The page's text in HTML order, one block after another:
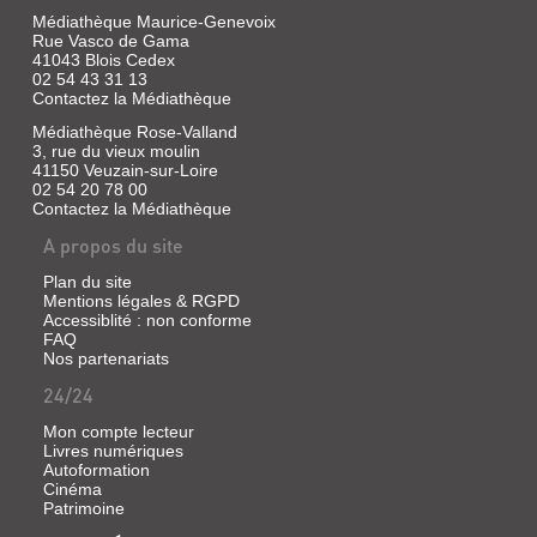
Un
épisode
de
la
Révolution
de
1905
l'équipage
d'un
brimé
ses
officiers,
se
mutine
prend
contrôle
du
navire.
Arrivés
Odessa,
les
Médiathèque Maurice-Genevoix
Rue Vasco de Gama
41043 Blois Cedex
02 54 43 31 13
Contactez la Médiathèque
Médiathèque Rose-Valland
3, rue du vieux moulin
41150 Veuzain-sur-Loire
02 54 20 78 00
Contactez la Médiathèque
A propos du site
Plan du site
Mentions légales & RGPD
Accessiblité : non conforme
FAQ
Nos partenariats
24/24
Mon compte lecteur
Livres numériques
Autoformation
Cinéma
Patrimoine